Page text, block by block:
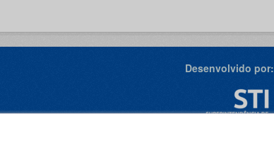
Desenvolvido por: